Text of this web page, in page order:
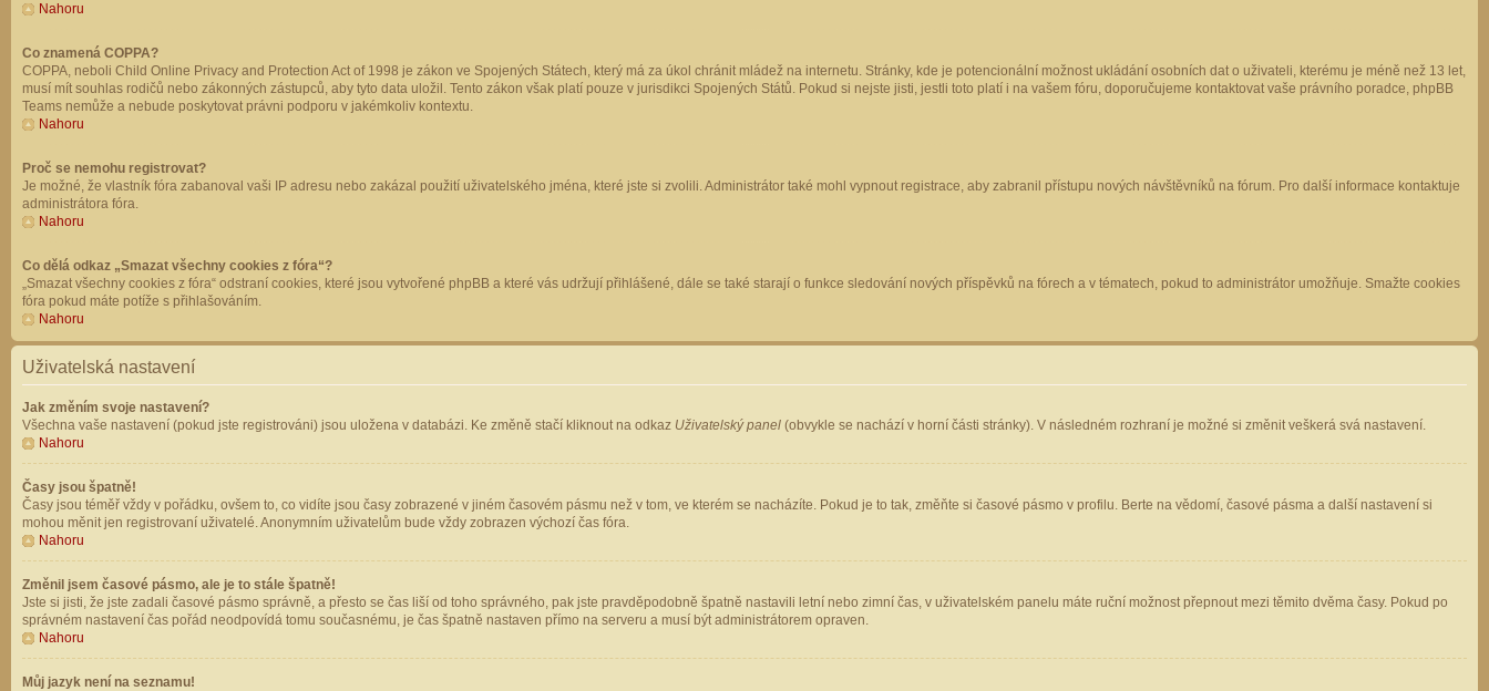
Nahoru
Co znamená COPPA?
COPPA, neboli Child Online Privacy and Protection Act of 1998 je zákon ve Spojených Státech, který má za úkol chránit mládež na internetu. Stránky, kde je potencionální možnost ukládání osobních dat o uživateli, kterému je méně než 13 let,
musí mít souhlas rodičů nebo zákonných zástupců, aby tyto data uložil. Tento zákon však platí pouze v jurisdikci Spojených Států. Pokud si nejste jisti, jestli toto platí i na vašem fóru, doporučujeme kontaktovat vaše právního poradce, phpBB
Teams nemůže a nebude poskytovat právni podporu v jakémkoliv kontextu.
Nahoru
Proč se nemohu registrovat?
Je možné, že vlastník fóra zabanoval vaši IP adresu nebo zakázal použití uživatelského jména, které jste si zvolili. Administrátor také mohl vypnout registrace, aby zabranil přístupu nových návštěvníků na fórum. Pro další informace kontaktuje
administrátora fóra.
Nahoru
Co dělá odkaz „Smazat všechny cookies z fóra“?
„Smazat všechny cookies z fóra“ odstraní cookies, které jsou vytvořené phpBB a které vás udržují přihlášené, dále se také starají o funkce sledování nových příspěvků na fórech a v tématech, pokud to administrátor umožňuje. Smažte cookies
fóra pokud máte potíže s přihlašováním.
Nahoru
Uživatelská nastavení
Jak změním svoje nastavení?
Všechna vaše nastavení (pokud jste registrováni) jsou uložena v databázi. Ke změně stačí kliknout na odkaz Uživatelský panel (obvykle se nachází v horní části stránky). V následném rozhraní je možné si změnit veškerá svá nastavení.
Nahoru
Časy jsou špatně!
Časy jsou téměř vždy v pořádku, ovšem to, co vidíte jsou časy zobrazené v jiném časovém pásmu než v tom, ve kterém se nacházíte. Pokud je to tak, změňte si časové pásmo v profilu. Berte na vědomí, časové pásma a další nastavení si
mohou měnit jen registrovaní uživatelé. Anonymním uživatelům bude vždy zobrazen výchozí čas fóra.
Nahoru
Změnil jsem časové pásmo, ale je to stále špatně!
Jste si jisti, že jste zadali časové pásmo správně, a přesto se čas liší od toho správného, pak jste pravděpodobně špatně nastavili letní nebo zimní čas, v uživatelském panelu máte ruční možnost přepnout mezi těmito dvěma časy. Pokud po
správném nastavení čas pořád neodpovídá tomu současnému, je čas špatně nastaven přímo na serveru a musí být administrátorem opraven.
Nahoru
Můj jazyk není na seznamu!